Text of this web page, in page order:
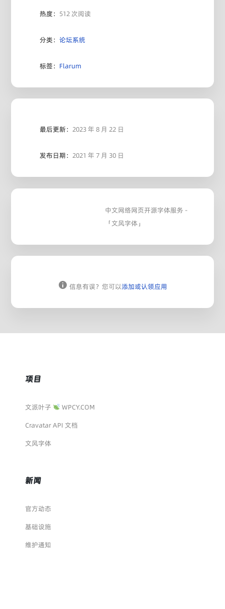
热度： 512 次阅读
分类： 论坛系统
标签： Flarum
最后更新： 2023 年 8 月 22 日
发布日期： 2021 年 7 月 30 日
中文网络网页开源字体服务 -
「文风字体」
信息有误？您可以添加或认领应用
项目
文派叶子
WPCY.COM
Cravatar API 文档
文风字体
新闻
官方动态
基础设施
维护通知